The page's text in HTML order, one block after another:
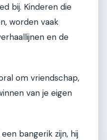
bij. Kinderen die
worden vaak
en de
om vriendschap,
van je eigen
bangerik zijn, hij